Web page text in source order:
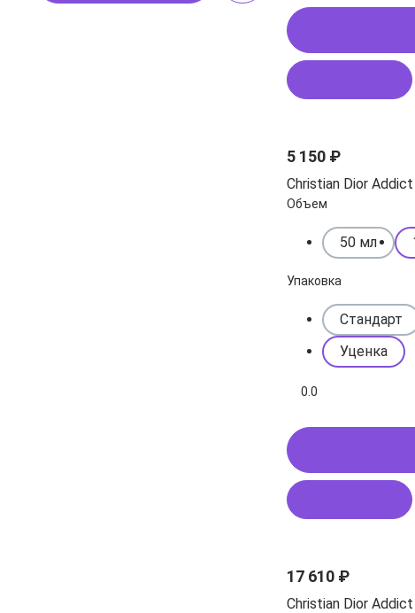
5 150 ₽
Christian Dior
Объем
50 мл
Упаковка
Стандарт
Уценка
0.0
17 610 ₽
Christian Dior